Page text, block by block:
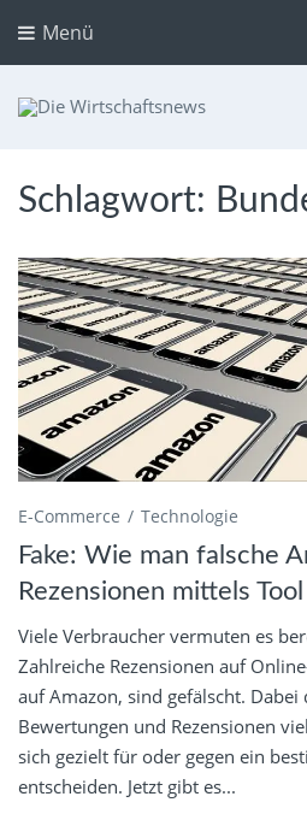
Menü
Schlagwort:
E-Commerce Technologie
Fake: Wie man falsche
Rezensionen mittels
Viele Verbraucher vermuten es
Zahlreiche Rezensionen auf
auf Amazon, sind gefälscht. Dabei
Bewertungen und Rezensionen
sich gezielt für oder gegen ein
entscheiden. Jetzt gibt es...